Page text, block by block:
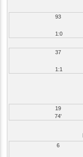
93
1:0
37
1:1
19
74'
6